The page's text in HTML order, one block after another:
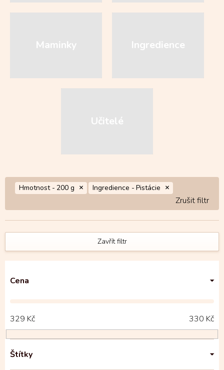
Maminky Ingredience
Učitelé
Hmotnost - 200 g Ingredience - Pistácie
Zavřít filtr
Cena
329 Kč 330 Kč
Štítky